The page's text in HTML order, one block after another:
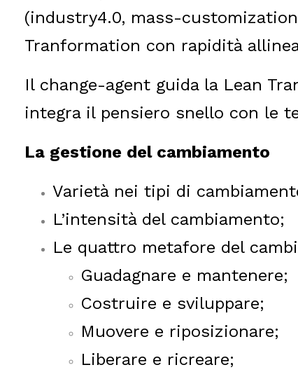
(industry4.0, mass-
Tranformation con rapidità
Il change-agent guida la Lean
integra il pensiero snello con le
La gestione del cambiamento
Varietà nei tipi di
L’intensità del cambiamento;
Le quattro metafore del
Guadagnare e mantenere;
Costruire e sviluppare;
Muovere e riposizionare;
Liberare e ricreare;